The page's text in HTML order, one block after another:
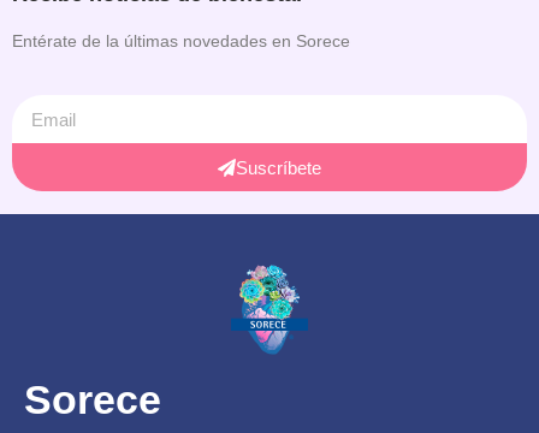
Entérate de la últimas novedades en Sorece
Suscríbete
Sorece